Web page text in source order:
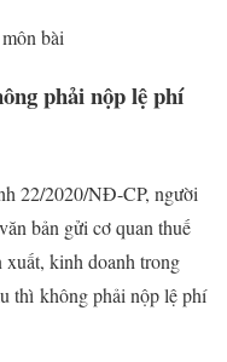
bài
phải nộp lệ phí
22/2020/NĐ-CP, người
bản gửi cơ quan thuế
xuất, kinh doanh trong
thì không phải nộp lệ phí